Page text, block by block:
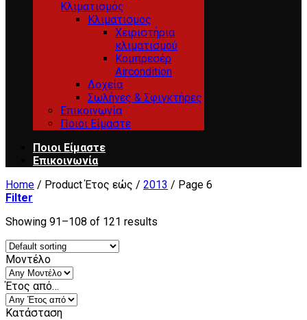
Κλιματισμός
Κλιματισμος
Χειριστήρια
κλιματισμού
Κομπρεσέρ
Aircondition
Δοχεία
Σωλήνες & Σφιγκτήρες
Επικοινωνία
Ποιοι Είμαστε
Ποιοι Είμαστε
Επικοινωνία
Home / Product Έτος εώς / 2013 / Page 6
Filter
Showing 91–108 of 121 results
Μοντέλο
Έτος από…
Κατάσταση